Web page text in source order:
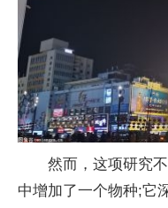
然而，这项研究
中增加了一个物种;它